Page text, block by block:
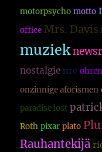
motorpsycho motto
office Mrs. Davis
muziek
nostalgie nrc
onzinnige aforismen
paradise lost
Roth pixar plato
Rauhantekijä